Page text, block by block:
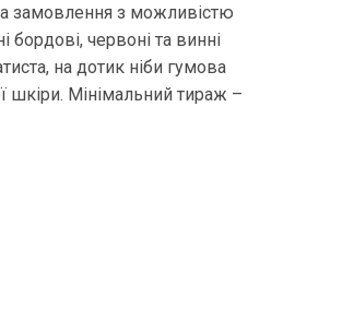
замовлення з можливістю
бордові, червоні та винні
на дотик ніби гумова
шкіри. Мінімальний тираж –